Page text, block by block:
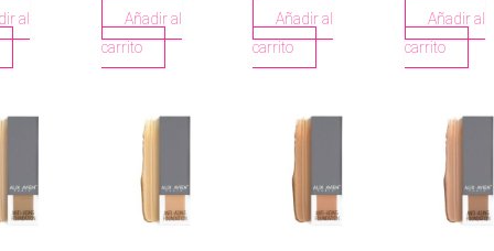
al
ALMOND
Añadir al
carrito
Añadir al
carrito
PEACH
Añadir al
carrito